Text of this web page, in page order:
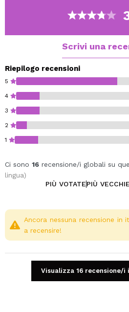
Scrivi una
Riepilogo recensioni
5
4
3
2
1
Ci sono 16 recensione/i globali su
lingua)
PIÙ VOTATEPIÙ VECCHIE
Ancora nessuna recensione in
a recensire!
Visualizza 16 recensione/i